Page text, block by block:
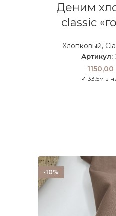
Деним
classic
Хлопковый,
Артикул:
1150,00
✓ 33.5м в
-10%